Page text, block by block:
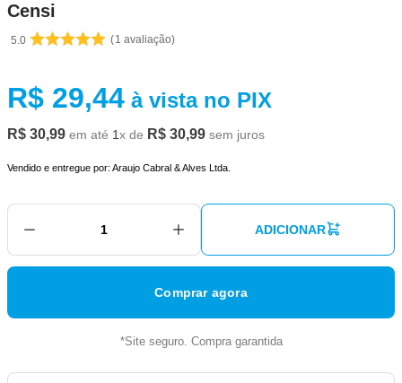
Censi
5.0 1 avaliação
R$ 29,44 à vista no PIX
R$ 30,99 em até 1x de R$ 30,99 sem juros
Vendido e entregue por: Araujo Cabral & Alves Ltda.
ADICIONAR
Comprar agora
*Site seguro. Compra garantida
9º chuveiro
18l